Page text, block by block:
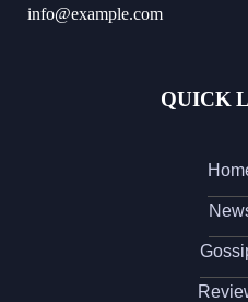
info@example.com
QUICK